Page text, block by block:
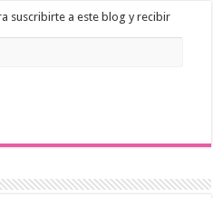
suscribirte a este blog y recibir